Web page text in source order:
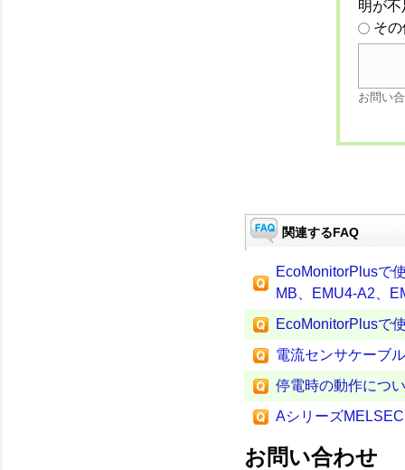
明が
そ
お問い
関連するFAQ
EcoMonitorPlusで
MB、EMU4-A2、
EcoMonitorPlusで
電流センサケーブ
停電時の動作につ
Aシリーズ
お問い合わせ